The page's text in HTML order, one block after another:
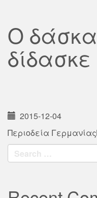
Ο
δίδασκε
2015-12-04
Περιοδεία
Search
for: